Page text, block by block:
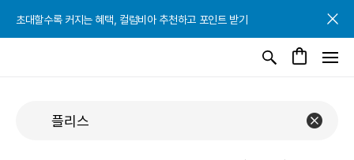
초대할수록 커지는 혜택, 컬럼비아 추천하고 포인트 받기
초대할수록 커지는 혜택, 컬럼비아 추천하고 포인트 받기
초대할수록 커지는 혜택, 컬럼비아 추천하고 포인트 받기